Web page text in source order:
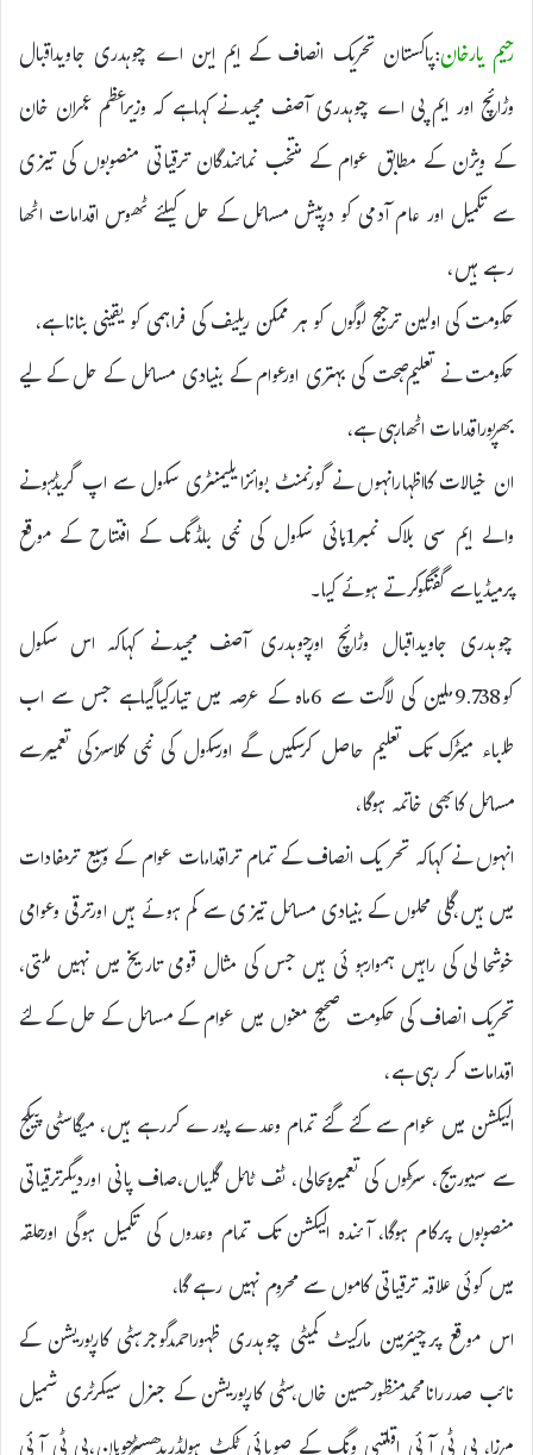
رحیم یارخان:پاکستان تحریک انصاف کے ایم این اے چوہدری جاویداقبال
وڑائچ اور ایم پی اے چوہدری آصف مجیدنے کہاہے کہ وزیراعظم عمران خان
کے ویژن کے مطابق عوام کے منتخب نمائندگان ترقیاتی منصوبوں کی تیزی
سے تکمیل اور عام آدمی کو درپیش مسائل کے حل کیلئے ٹھوس اقدامات اٹھا
رہے ہیں،
حکومت کی اولین ترجیح لوگوں کو ہر ممکن ریلیف کی فراہمی کو یقینی بنانا ہے،
حکومت نے تعلیم،صحت کی بہتری اورعوام کے بنیادی مسائل کے حل کے لیے
بھرپوراقدامات اٹھارہی ہے،
ان خیالات کااظہارانہوں نے گورنمنٹ بوائزایلیمنٹری سکول سے اپ گریڈہونے
والے ایم سی بلاک نمبر1ہائی سکول کی نئی بلڈنگ کے افتتاح کے موقع
پرمیڈیاسے گفتگوکرتے ہوئے کیا۔
چوہدری جاویداقبال وڑائچ اورچوہدری آصف مجیدنے کہاکہ اس سکول
کو9.738ملین کی لاگت سے 6ماہ کے عرصہ میں تیارکیاگیاہے جس سے اب
طلباء میٹرک تک تعلیم حاصل کرسکیں گے اورسکول کی نئی کلاسزکی تعمیرسے
مسائل کابھی خاتمہ ہوگا،
انہوں نے کہاکہ تحر یک انصاف کے تمام تراقدامات عوام کے وسیع ترمفادات
میں ہیں،گلی محلوں کے بنیادی مسائل تیزی سے کم ہو ئے ہیں اورترقی وعوامی
خوشحا لی کی راہیں ہموارہو ئی ہیں جس کی مثال قومی تاریخ میں نہیں ملتی،
تحریک انصاف کی حکومت صحیح معنوں میں عوام کے مسائل کے حل کے لئے
اقدامات کر رہی ہے،
الیکشن میں عوام سے کئے گئے تمام وعدے پورے کررہے ہیں، میگاسٹی پیکج
سے سیوریج، سڑکوں کی تعمیروبحالی، ٹف ٹائل گلیاں،صاف پانی اوردیگرترقیاتی
منصوبوں پرکام ہوگا، آئندہ الیکشن تک تمام وعدوں کی تکمیل ہوگی اورحلقہ
میں کوئی علاقہ ترقیاتی کاموں سے محروم نہیں رہے گا،
اس موقع پرچیئرمین مارکیٹ کمیٹی چوہدری ظہوراحمدگوجر،سٹی کارپوریشن کے
نائب صدررانامحمدمنظورحسین خاں،سٹی کارپوریشن کے جنرل سیکرٹری شمیل